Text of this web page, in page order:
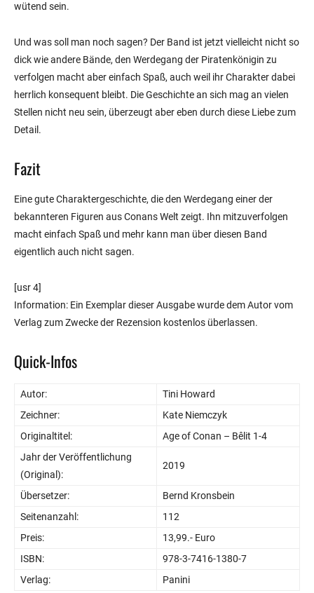
wütend sein.
Und was soll man noch sagen? Der Band ist jetzt vielleicht nicht so
dick wie andere Bände, den Werdegang der Piratenkönigin zu
verfolgen macht aber einfach Spaß, auch weil ihr Charakter dabei
herrlich konsequent bleibt. Die Geschichte an sich mag an vielen
Stellen nicht neu sein, überzeugt aber eben durch diese Liebe zum
Detail.
Fazit
Eine gute Charaktergeschichte, die den Werdegang einer der
bekannteren Figuren aus Conans Welt zeigt. Ihn mitzuverfolgen
macht einfach Spaß und mehr kann man über diesen Band
eigentlich auch nicht sagen.
[usr 4]
Information: Ein Exemplar dieser Ausgabe wurde dem Autor vom
Verlag zum Zwecke der Rezension kostenlos überlassen.
Quick-Infos
Autor:
Tini Howard
Zeichner:
Kate Niemczyk
Originaltitel:
Age of Conan – Bêlit 1-4
Jahr der Veröffentlichung
(Original):
2019
Übersetzer:
Bernd Kronsbein
Seitenanzahl:
112
Preis:
13,99.- Euro
ISBN:
978-3-7416-1380-7
Verlag:
Panini